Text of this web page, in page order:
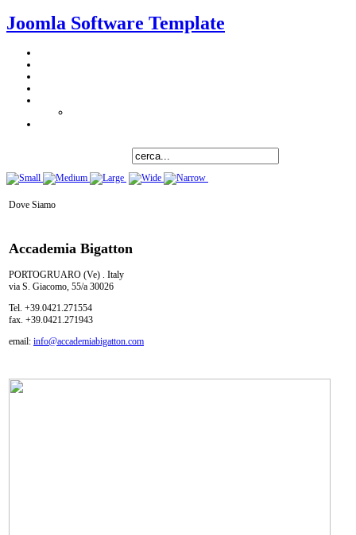
Joomla Software Template
Dove Siamo
Accademia Bigatton
PORTOGRUARO (Ve) . Italy
via S. Giacomo, 55/a 30026
Tel. +39.0421.271554
fax. +39.0421.271943
email: info@accademiabigatton.com